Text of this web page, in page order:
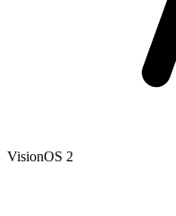
VisionOS 2